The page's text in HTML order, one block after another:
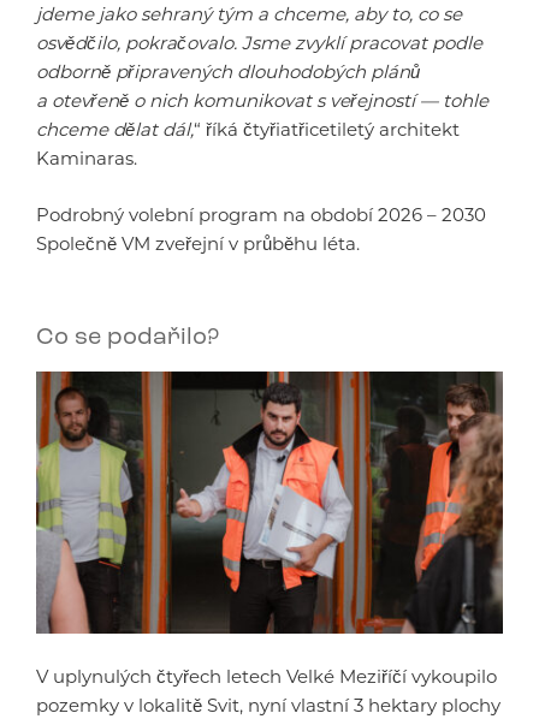
jdeme jako sehraný tým a chceme, aby to, co se
osvědčilo, pokračovalo. Jsme zvyklí pracovat podle
odborně připravených dlouhodobých plánů
a otevřeně o nich komunikovat s veřejností — tohle
chceme dělat dál,“ říká čtyřiatřicetiletý architekt
Kaminaras.
Podrobný volební program na období 2026 – 2030
Společně VM zveřejní v průběhu léta.
Co se podařilo?
V uplynulých čtyřech letech Velké Meziříčí vykoupilo
pozemky v lokalitě Svit, nyní vlastní 3 hektary plochy